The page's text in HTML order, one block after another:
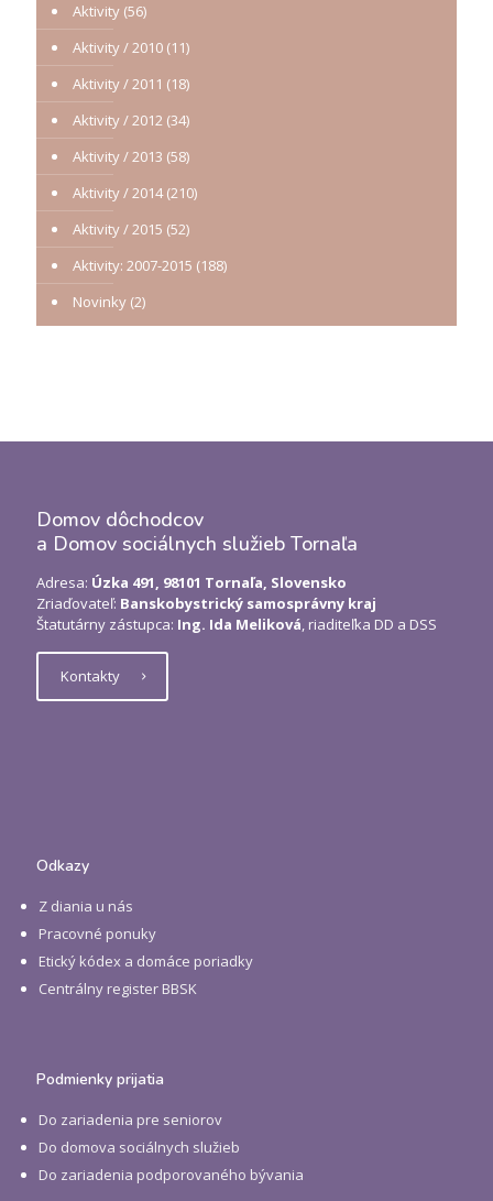
Aktivity (56)
Aktivity / 2010 (11)
Aktivity / 2011 (18)
Aktivity / 2012 (34)
Aktivity / 2013 (58)
Aktivity / 2014(210)
Aktivity / 2015 (52)
Aktivity: 2007-2015 (188)
Novinky (2)
Domov dôchodcov
a Domov sociálnych služieb Tornaľa
Adresa: Úzka 491, 98101 Tornaľa, Slovensko
Zriaďovateľ: Banskobystrický samosprávny kraj
Štatutárny zástupca: Ing. Ida Meliková, riaditeľka DD a DSS
Kontakty
Odkazy
Z diania u nás
Pracovné ponuky
Etický kódex a domáce poriadky
Centrálny register BBSK
Podmienky prijatia
Do zariadenia pre seniorov
Do domova sociálnych služieb
Do zariadenia podporovaného bývania